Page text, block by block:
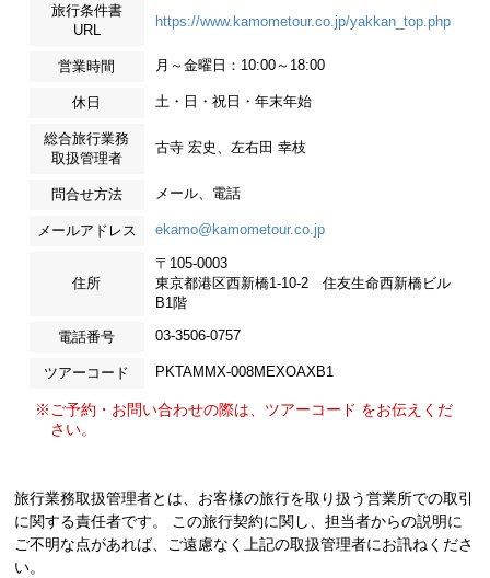
旅行条件書
URL
https://www.kamometour.co.jp/yakkan_top.php
営業時間 月～金曜日：10:00～18:00
休日 土・日・祝日・年末年始
総合旅行業務
取扱管理者
古寺 宏史、左右田 幸枝
問合せ方法 メール、電話
メールアドレス ekamo@kamometour.co.jp
住所
〒105-0003
東京都港区西新橋1-10-2 住友生命西新橋ビル
B1階
電話番号 03-3506-0757
ツアーコード PKTAMMX-008MEXOAXB1
※ご予約・お問い合わせの際は、ツアーコード をお伝えくだ
さい。
旅行業務取扱管理者とは、お客様の旅行を取り扱う営業所での取引
に関する責任者です。 この旅行契約に関し、担当者からの説明に
ご不明な点があれば、ご遠慮なく上記の取扱管理者にお訊ねくださ
い。